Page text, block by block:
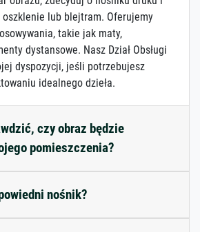
lub blejtram. Oferujemy
takie jak maty,
dystansowe. Nasz Dział Obsługi
dyspozycji, jeśli potrzebujesz
idealnego dzieła.
czy obraz będzie
pomieszczenia?
nośnik?